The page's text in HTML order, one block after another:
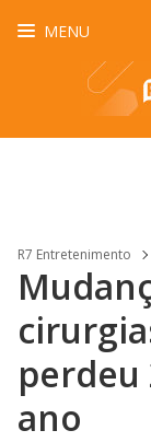
MENU
R7 Entretenimento
perdeu
ano